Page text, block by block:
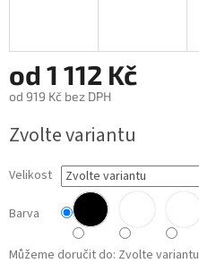
od 1 112 Kč
od 919 Kč bez DPH
cena:
Zvolte variantu
Velikost
Barva
Můžeme doručit do: Zvolte variantu